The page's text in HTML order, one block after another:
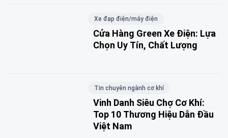
Xe đạp điện/máy điện
Cửa Hàng Green Xe Điện: Lựa
Chọn Uy Tín, Chất Lượng
Tin chuyên ngành cơ khí
Vinh Danh Siêu Chợ Cơ Khí:
Top 10 Thương Hiệu Dẫn Đầu
Việt Nam